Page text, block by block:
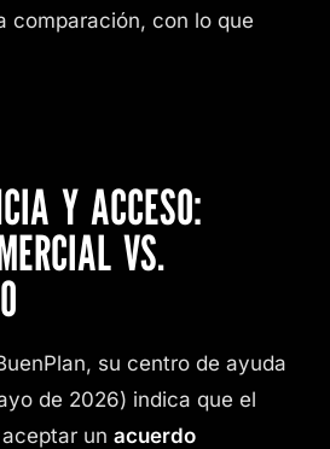
comparación, con lo que
Y ACCESO:
VS.
su centro de ayuda
de 2026) indica que el
un acuerdo